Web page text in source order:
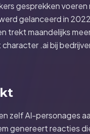
gesprekken
gelanceerd in
trekt maandelijks
.ai bij
zelf AI-personages
genereert reacties